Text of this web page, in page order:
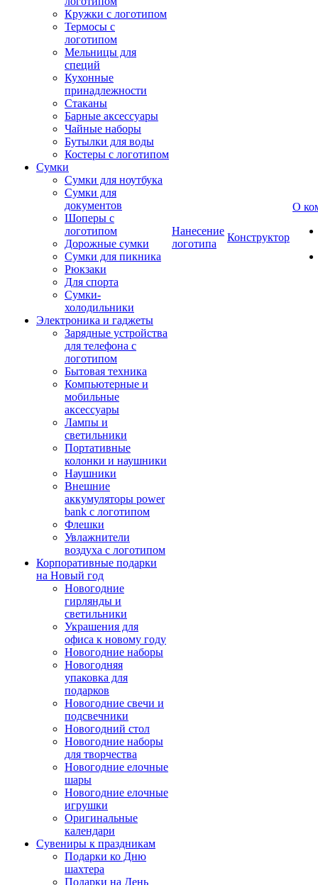
Кружки с логотипом
Термосы с
логотипом
Мельницы для
специй
Кухонные
принадлежности
Стаканы
Барные аксессуары
Чайные наборы
Бутылки для воды
Костеры с логотипом
Сумки
Сумки для ноутбука
Сумки для
документов
Шоперы с
логотипом
Дорожные сумки
Сумки для пикника
Рюкзаки
Для спорта
Сумки-
холодильники
Электроника и гаджеты
Зарядные устройства
для телефона с
логотипом
Бытовая техника
Компьютерные и
мобильные
аксессуары
Лампы и
светильники
Портативные
колонки и наушники
Наушники
Внешние
аккумуляторы power
bank с логотипом
Флешки
Увлажнители
воздуха с логотипом
Корпоративные подарки
на Новый год
Новогодние
гирлянды и
светильники
Украшения для
офиса к новому году
Новогодние наборы
Новогодняя
упаковка для
подарков
Новогодние свечи и
подсвечники
Новогодний стол
Новогодние наборы
для творчества
Новогодние елочные
шары
Новогодние елочные
игрушки
Оригинальные
календари
Сувениры к праздникам
Подарки ко Дню
шахтера
Подарки на День
Нанесение
логотипа
Конструктор
О